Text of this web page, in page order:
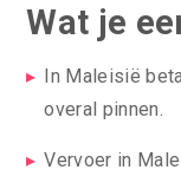
Wat je
In Maleisië
overal pinnen.
Vervoer in